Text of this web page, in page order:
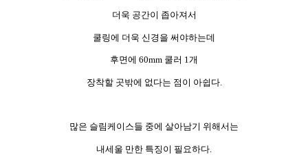
더욱 공간이 좁아져서
쿨링에 더욱 신경을 써야하는데
후면에 60mm 쿨러 1개
장착할 곳밖에 없다는 점이 아쉽다.
많은 슬림케이스들 중에 살아남기 위해서는
내세울 만한 특징이 필요하다.